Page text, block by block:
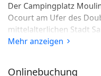
Der Campingplatz
Ocourt am Ufer des
mittelalterlichen Stadt
Mehr anzeigen
Onlinebuchung